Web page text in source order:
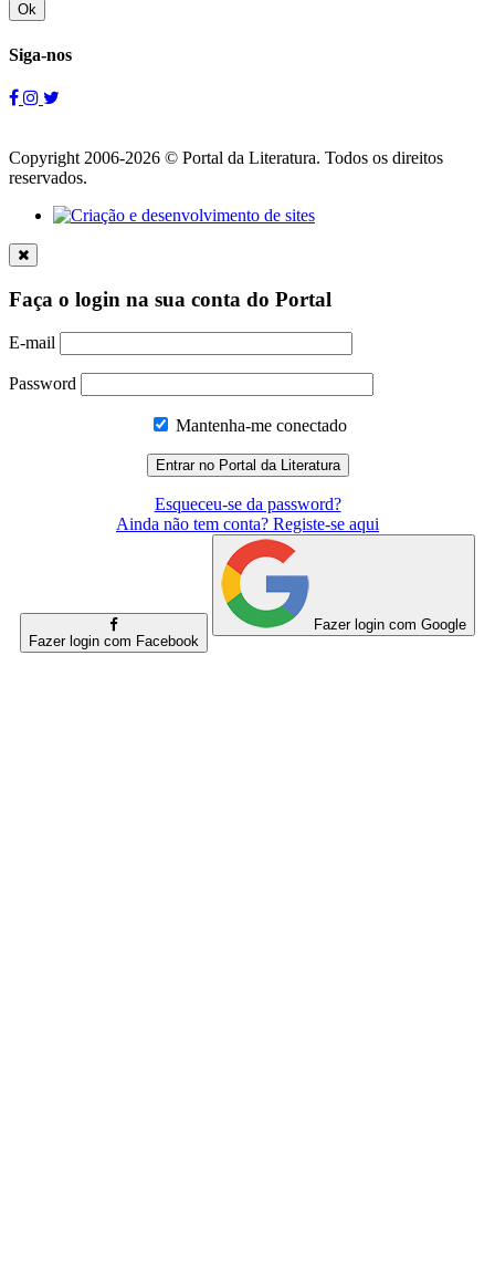
Ok
Siga-nos
Copyright 2006-2026 © Portal da Literatura. Todos os direitos
reservados.
Faça o login na sua conta do Portal
E-mail
Password
Mantenha-me conectado
Esqueceu-se da password?
Ainda não tem conta? Registe-se aqui
Fazer login com Facebook
Fazer login com Google